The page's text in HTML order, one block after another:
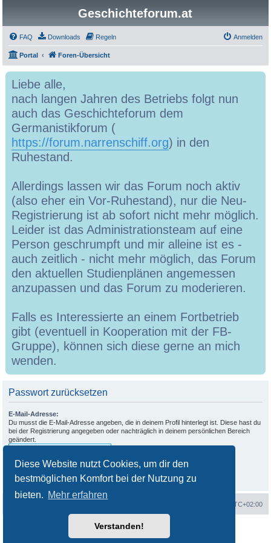
Diese Website nutzt Cookies, um dir den
bestmöglichen Komfort bei der Nutzung zu
bieten. Mehr erfahren
Verstanden!
Geschichteforum.at
FAQ Downloads Regeln Anmelden
Portal Foren-Übersicht
Liebe alle,
nach langen Jahren des Betriebs folgt nun
auch das Geschichteforum dem
Germanistikforum (
https://forum.narrenschiff.org) in den
Ruhestand.
Allerdings lassen wir das Forum noch aktiv
(also eher ein Vor-Ruhestand), nur die Neu-
Registrierung ist ab sofort nicht mehr möglich.
Leider ist das Administrationsteam auf eine
Person geschrumpft und mir alleine ist es -
auch zeitlich - nicht mehr möglich, das Forum
den aktuellen Studienplänen angemessen
anzupassen und das Forum zu moderieren.
Falls es Interessierte an einem Fortbetrieb
gibt (eventuell in Kooperation mit der FB-
Gruppe), können sich diese gerne an mich
wenden.
Passwort zurücksetzen
E-Mail-Adresse:
Du musst die E-Mail-Adresse angeben, die in deinem Profil hinterlegt ist. Diese hast du
bei der Registrierung angegeben oder nachträglich in deinem persönlichen Bereich
geändert.
UTC+02:00
phpBB® Forum Software © phpBB Limited
phpBB.de